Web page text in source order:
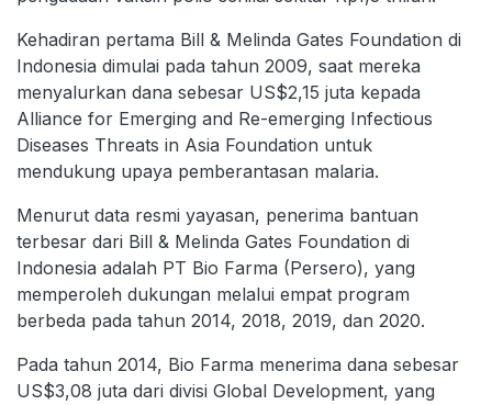
Kehadiran pertama Bill & Melinda Gates Foundation di
Indonesia dimulai pada tahun 2009, saat mereka
menyalurkan dana sebesar US$2,15 juta kepada
Alliance for Emerging and Re-emerging Infectious
Diseases Threats in Asia Foundation untuk
mendukung upaya pemberantasan malaria.
Menurut data resmi yayasan, penerima bantuan
terbesar dari Bill & Melinda Gates Foundation di
Indonesia adalah PT Bio Farma (Persero), yang
memperoleh dukungan melalui empat program
berbeda pada tahun 2014, 2018, 2019, dan 2020.
Pada tahun 2014, Bio Farma menerima dana sebesar
US$3,08 juta dari divisi Global Development, yang